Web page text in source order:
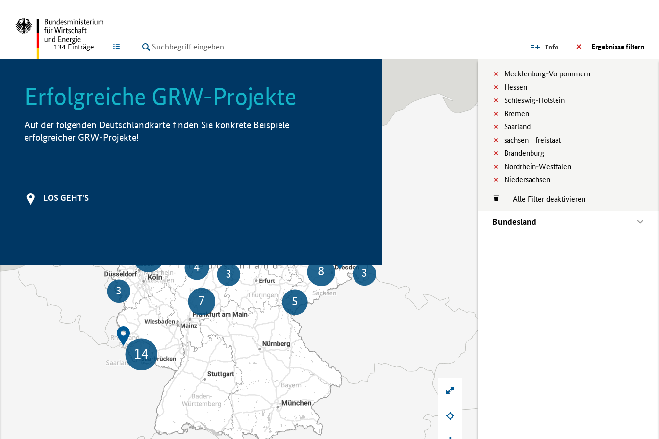
LISTE Ergebnisse filtern
Info
Mecklenburg-Vorpommern
Hessen
Schleswig-Holstein
Bremen
Saarland
sachsen__freistaat
Brandenburg
Nordrhein-Westfalen
Niedersachsen
Alle Filter deaktivieren
Bundesland
134 Einträge
Erfolgreiche GRW-Projekte
Auf der folgenden Deutschlandkarte finden Sie konkrete Beispiele
erfolgreicher GRW-Projekte!
LOS GEHT'S